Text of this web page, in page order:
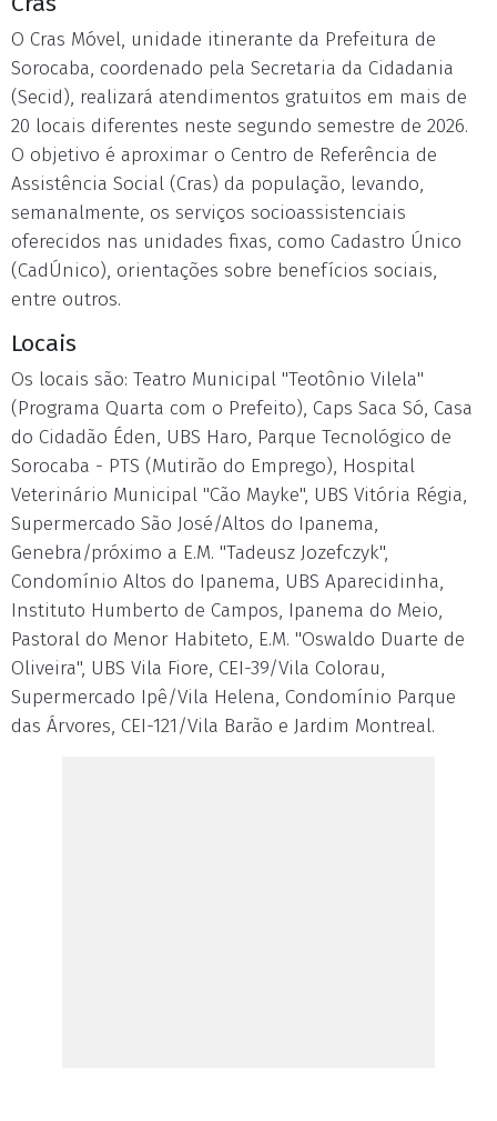
O Cras Móvel, unidade itinerante da Prefeitura de
Sorocaba, coordenado pela Secretaria da Cidadania
(Secid), realizará atendimentos gratuitos em mais de
20 locais diferentes neste segundo semestre de 2026.
O objetivo é aproximar o Centro de Referência de
Assistência Social (Cras) da população, levando,
semanalmente, os serviços socioassistenciais
oferecidos nas unidades fixas, como Cadastro Único
(CadÚnico), orientações sobre benefícios sociais,
entre outros.
Locais
Os locais são: Teatro Municipal "Teotônio Vilela"
(Programa Quarta com o Prefeito), Caps Saca Só, Casa
do Cidadão Éden, UBS Haro, Parque Tecnológico de
Sorocaba - PTS (Mutirão do Emprego), Hospital
Veterinário Municipal "Cão Mayke", UBS Vitória Régia,
Supermercado São José/Altos do Ipanema,
Genebra/próximo a E.M. "Tadeusz Jozefczyk",
Condomínio Altos do Ipanema, UBS Aparecidinha,
Instituto Humberto de Campos, Ipanema do Meio,
Pastoral do Menor Habiteto, E.M. "Oswaldo Duarte de
Oliveira", UBS Vila Fiore, CEI-39/Vila Colorau,
Supermercado Ipê/Vila Helena, Condomínio Parque
das Árvores, CEI-121/Vila Barão e Jardim Montreal.